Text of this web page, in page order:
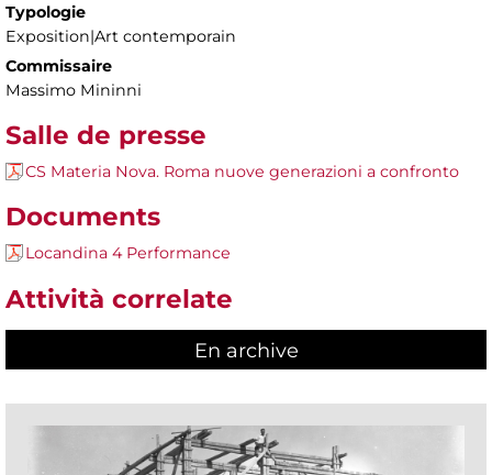
Typologie
Exposition|Art contemporain
Commissaire
Massimo Mininni
Salle de presse
CS Materia Nova. Roma nuove generazioni a confronto
Documents
Locandina 4 Performance
Attività correlate
En archive